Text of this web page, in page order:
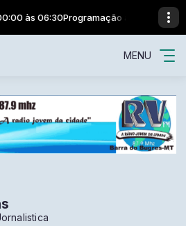
às 06:30Programação automática -
MENU